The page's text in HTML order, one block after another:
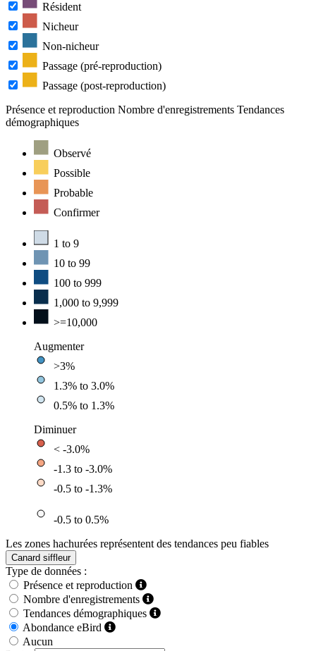
Résident
Nicheur
Non-nicheur
Passage (pré-reproduction)
Passage (post-reproduction)
Présence et reproduction Nombre d'enregistrements Tendances
démographiques
Observé
Possible
Probable
Confirmer
1 to 9
10 to 99
100 to 999
1,000 to 9,999
>=10,000
Augmenter
>3%
1.3% to 3.0%
0.5% to 1.3%
Diminuer
< -3.0%
-1.3 to -3.0%
-0.5 to -1.3%
-0.5 to 0.5%
Les zones hachurées représentent des tendances peu fiables
Canard siffleur
Type de données :
Présence et reproduction
Nombre d'enregistrements
Tendances démographiques
Abondance eBird
Aucun